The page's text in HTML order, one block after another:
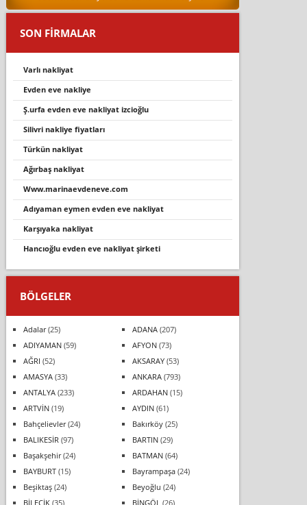
SON FİRMALAR
varli nakli̇yat
evden eve nakliye
ş.urfa evden eve nakliyat izcioğlu
silivri nakliye fiyatları
türkün nakli̇yat
ağırbaş nakliyat
www.marinaevdeneve.com
adiyaman eymen evden eve nakli̇yat
karşıyaka nakliyat
hancıoğlu evden eve nakliyat şirketi
BÖLGELER
Adalar(25) ADANA(207)
ADIYAMAN(59) AFYON(73)
AĞRI (52) AKSARAY(53)
AMASYA(33) ANKARA(793)
ANTALYA(233) ARDAHAN(15)
ARTVİN(19) AYDIN(61)
Bahçelievler(24) Bakırköy(25)
BALIKESİR (97) BARTIN(29)
Başakşehir(24) BATMAN(64)
BAYBURT(15) Bayrampaşa(24)
Beşiktaş(24) Beyoğlu (24)
BİLECİK(35) BİNGÖL (26)